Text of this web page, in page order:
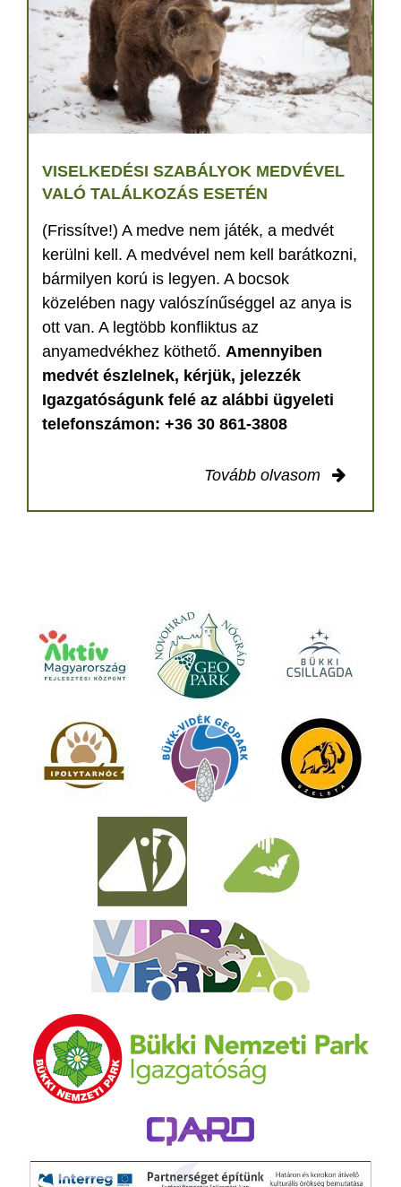
VISELKEDÉSI SZABÁLYOK MEDVÉVEL
VALÓ TALÁLKOZÁS ESETÉN
(Frissítve!) A medve nem játék, a medvét
kerülni kell. A medvével nem kell barátkozni,
bármilyen korú is legyen. A bocsok
közelében nagy valószínűséggel az anya is
ott van. A legtöbb konfliktus az
anyamedvékhez köthető. Amennyiben
medvét észlelnek, kérjük, jelezzék
Igazgatóságunk felé az alábbi ügyeleti
telefonszámon: +36 30 861-3808
Tovább olvasom